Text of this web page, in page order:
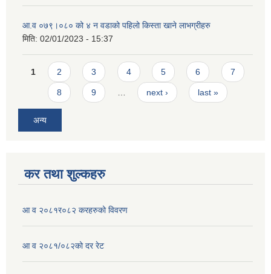
आ.व ०७९।०८० को ४ न‌‍ वडाको पहिलो किस्ता खाने लाभग्रीहरु
मिति: 02/01/2023 - 15:37
Pages
1 2 3 4 5 6 7
8 9 next › last »
अन्य
कर तथा शुल्कहरु
आ व २०८१र०८२ करहरुको विवरण
आ व २०८१/०८२को दर रेट